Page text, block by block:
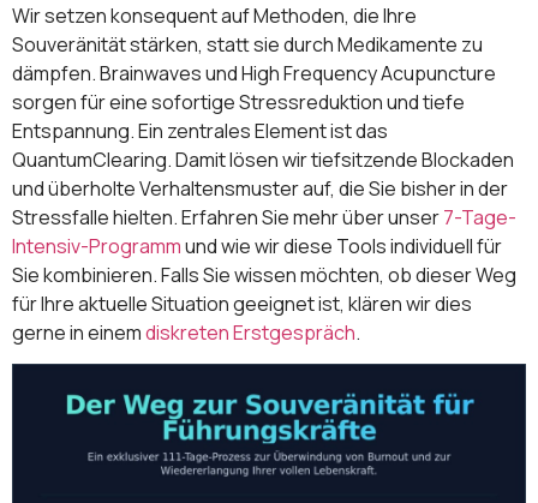
Wir setzen konsequent auf Methoden, die Ihre
Souveränität stärken, statt sie durch Medikamente zu
dämpfen. Brainwaves und High Frequency Acupuncture
sorgen für eine sofortige Stressreduktion und tiefe
Entspannung. Ein zentrales Element ist das
QuantumClearing. Damit lösen wir tiefsitzende Blockaden
und überholte Verhaltensmuster auf, die Sie bisher in der
Stressfalle hielten. Erfahren Sie mehr über unser7-Tage-
Intensiv-Programmund wie wir diese Tools individuell für
Sie kombinieren. Falls Sie wissen möchten, ob dieser Weg
für Ihre aktuelle Situation geeignet ist, klären wir dies
gerne in einemdiskreten Erstgespräch.